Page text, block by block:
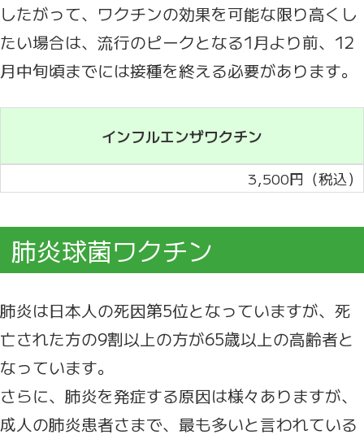
したがって、ワクチンの効果を可能な限り高くし
たい場合は、流行のピークとなる1月より前、12
月中旬頃までには接種を終える必要があります。
インフルエンザワクチン
3,500円（税込）
肺炎球菌ワクチン
肺炎は日本人の死因第5位となっていますが、死
亡された方の9割以上の方が65歳以上の高齢者と
なっています。
さらに、肺炎を発症する原因は様々ありますが、
成人の肺炎患者さまで、最も多いと言われている